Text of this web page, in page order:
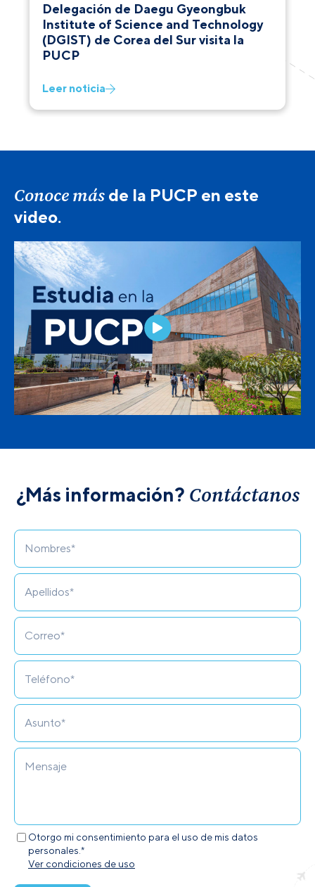
Delegación de Daegu Gyeongbuk
Institute of Science and Technology
(DGIST) de Corea del Sur visita la
PUCP
Leer noticia
Conoce más de la PUCP en este
video.
¿Más información? Contáctanos
Otorgo mi consentimiento para el uso de mis datos
personales.*
Ver condiciones de uso